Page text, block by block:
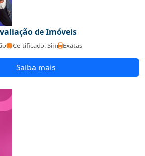
de Imóveis
Certificado: Sim Exatas
Saiba mais